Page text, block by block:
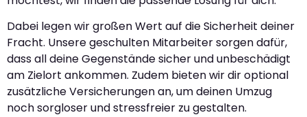
Dabei legen wir großen Wert auf die Sicherheit deiner
Fracht. Unsere geschulten Mitarbeiter sorgen dafür,
dass all deine Gegenstände sicher und unbeschädigt
am Zielort ankommen. Zudem bieten wir dir optional
zusätzliche Versicherungen an, um deinen Umzug
noch sorgloser und stressfreier zu gestalten.